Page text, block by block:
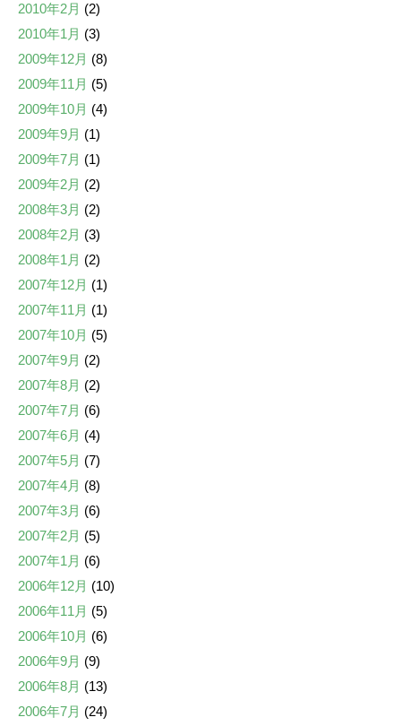
2010年2月 (2)
2010年1月 (3)
2009年12月 (8)
2009年11月 (5)
2009年10月 (4)
2009年9月 (1)
2009年7月 (1)
2009年2月 (2)
2008年3月 (2)
2008年2月 (3)
2008年1月 (2)
2007年12月 (1)
2007年11月 (1)
2007年10月 (5)
2007年9月 (2)
2007年8月 (2)
2007年7月 (6)
2007年6月 (4)
2007年5月 (7)
2007年4月 (8)
2007年3月 (6)
2007年2月 (5)
2007年1月 (6)
2006年12月 (10)
2006年11月 (5)
2006年10月 (6)
2006年9月 (9)
2006年8月 (13)
2006年7月 (24)